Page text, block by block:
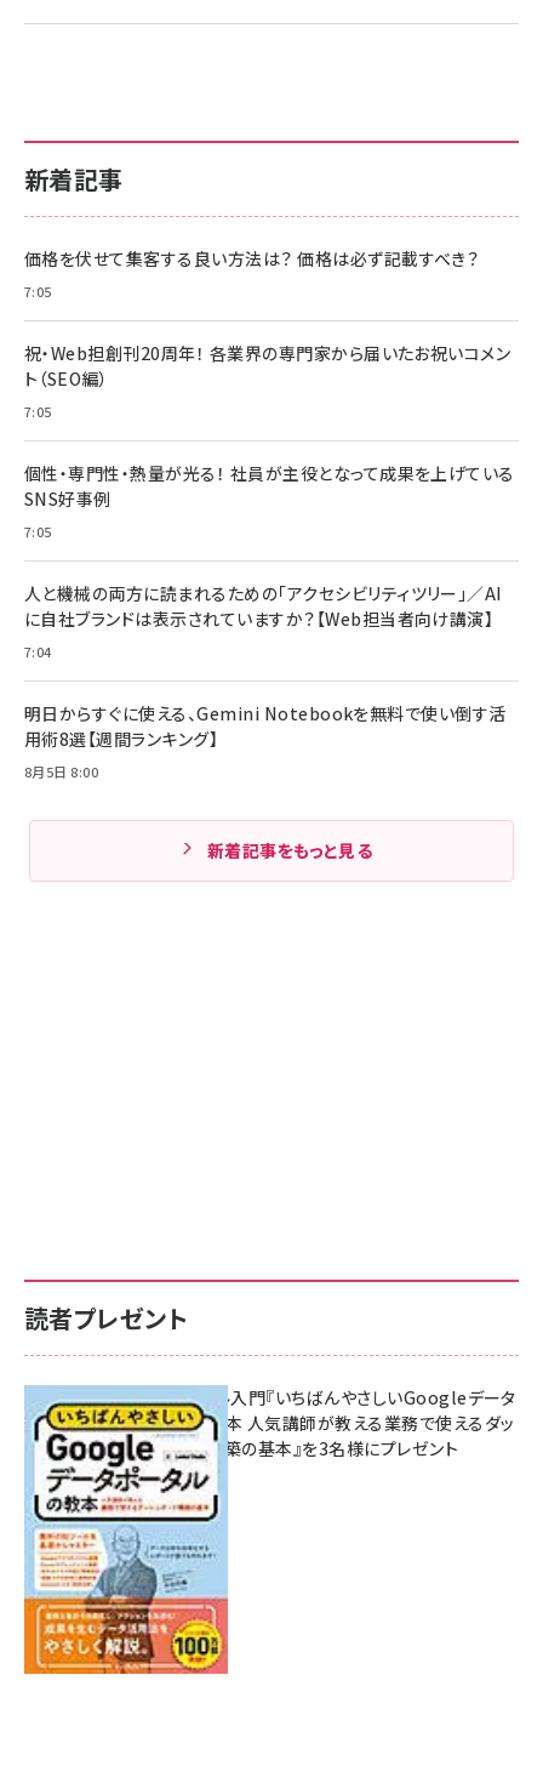
新着記事
価格を伏せて集客する良い方法は？ 価格は必ず記載すべき？
7:05
祝・Web担創刊20周年！ 各業界の専門家から届いたお祝いコメン
ト（SEO編）
7:05
個性・専門性・熱量が光る！ 社員が主役となって成果を上げている
SNS好事例
7:05
人と機械の両方に読まれるための「アクセシビリティツリー」／AI
に自社ブランドは表示されていますか？【Web担当者向け講演】
7:04
明日からすぐに使える、Gemini Notebookを無料で使い倒す活
用術8選【週間ランキング】
8月5日 8:00
新着記事をもっと見る
読者プレゼント
無料BIツール入門『いちばんやさしいGoogleデータ
ポータルの教本 人気講師が教える業務で使えるダッ
シュボード構築の基本』を3名様にプレゼント
7月31日 10:00